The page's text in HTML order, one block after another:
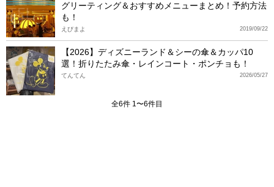
グリーティング＆おすすめメニューまとめ！予約方法
も！
2019/09/22
えびまよ
【2026】ディズニーランド＆シーの傘＆カッパ10
選！折りたたみ傘・レインコート・ポンチョも！
2026/05/27
てんてん
全6件 1〜6件目